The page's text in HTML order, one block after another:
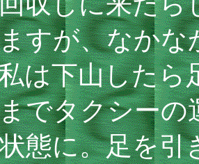
すが、なか
は下山したら
でタクシーの
態に。足を引